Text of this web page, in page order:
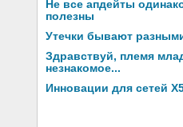
Не все апдейты
полезны
Утечки бывают
Здравствуй, племя
незнакомое...
Инновации для сетей